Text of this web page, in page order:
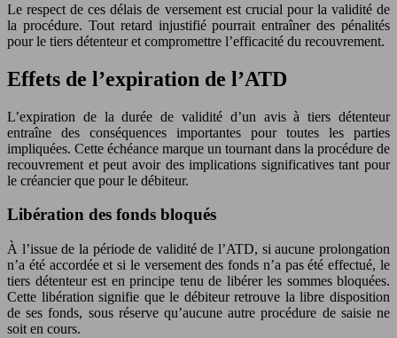
Le respect de ces délais de versement est crucial pour la validité de
la procédure. Tout retard injustifié pourrait entraîner des pénalités
pour le tiers détenteur et compromettre l’efficacité du recouvrement.
Effets de l’expiration de l’ATD
L’expiration de la durée de validité d’un avis à tiers détenteur
entraîne des conséquences importantes pour toutes les parties
impliquées. Cette échéance marque un tournant dans la procédure de
recouvrement et peut avoir des implications significatives tant pour
le créancier que pour le débiteur.
Libération des fonds bloqués
À l’issue de la période de validité de l’ATD, si aucune prolongation
n’a été accordée et si le versement des fonds n’a pas été effectué, le
tiers détenteur est en principe tenu de libérer les sommes bloquées.
Cette libération signifie que le débiteur retrouve la libre disposition
de ses fonds, sous réserve qu’aucune autre procédure de saisie ne
soit en cours.